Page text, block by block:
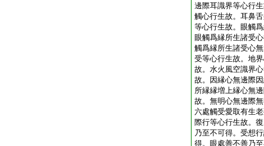
邊際耳識界等心行
觸心行生故。耳鼻
等心行生故。眼觸
眼觸爲縁所生諸受
觸爲縁所生諸受心
受等心行生故。地
故。水火風空識界
故。因縁心無邊際
所縁縁増上縁心無
故。無明心無邊際
六處觸受愛取有生
際行等心行生故。
乃至不可得。受想
得。眼處善不善乃